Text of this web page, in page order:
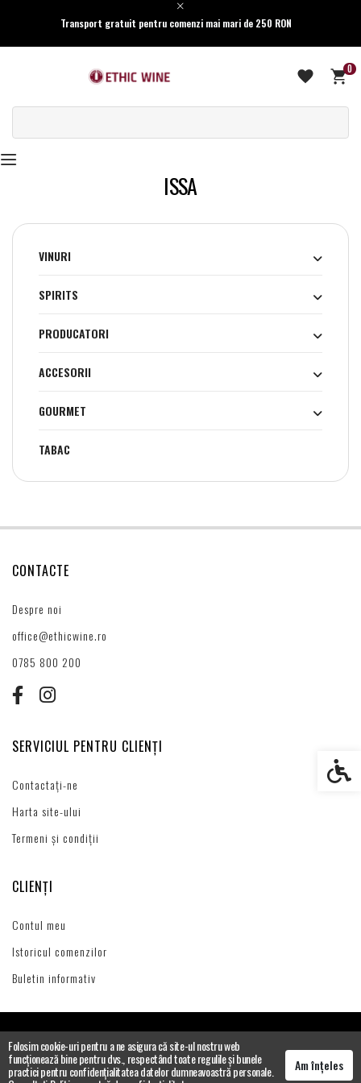
Transport gratuit pentru comenzi mai mari de 250 RON
0
ISSA
VINURI
SPIRITS
PRODUCATORI
ACCESORII
GOURMET
TABAC
Folosim cookie-uri pentru a ne asigura că site-ul nostru web
funcționează bine pentru dvs., respectând toate regulile și bunele
practici pentru confidențialitatea datelor dumneavoastră personale. Am înțeles
CONTACTE
Despre noi
office@ethicwine.ro
0785 800 200
SERVICIUL PENTRU CLIENȚI
Contactați-ne
Harta site-ului
Termeni și condiții
CLIENȚI
Contul meu
Istoricul comenzilor
Buletin informativ
Setări